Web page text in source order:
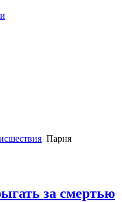
Парня
за смертью